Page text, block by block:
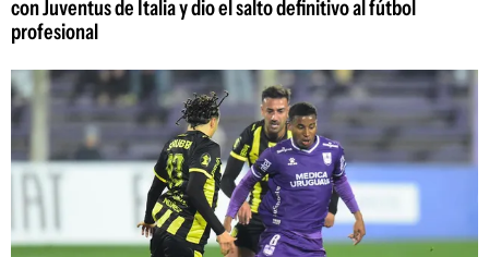
con Juventus de Italia y dio el salto definitivo al fútbol
profesional